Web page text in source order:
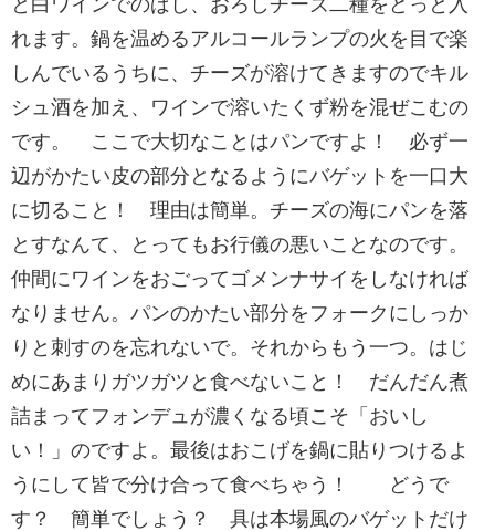
と白ワインでのばし、おろしチーズ二種をどっと入
れます。鍋を温めるアルコールランプの火を目で楽
しんでいるうちに、チーズが溶けてきますのでキル
シュ酒を加え、ワインで溶いたくず粉を混ぜこむの
です。 ここで大切なことはパンですよ！ 必ず一
辺がかたい皮の部分となるようにバゲットを一口大
に切ること！ 理由は簡単。チーズの海にパンを落
とすなんて、とってもお行儀の悪いことなのです。
仲間にワインをおごってゴメンナサイをしなければ
なりません。パンのかたい部分をフォークにしっか
りと刺すのを忘れないで。それからもう一つ。はじ
めにあまりガツガツと食べないこと！ だんだん煮
詰まってフォンデュが濃くなる頃こそ「おいし
い！」のですよ。最後はおこげを鍋に貼りつけるよ
うにして皆で分け合って食べちゃう！ どうで
す？ 簡単でしょう？ 具は本場風のバゲットだけ